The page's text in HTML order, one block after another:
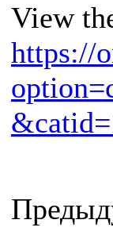
View
https://